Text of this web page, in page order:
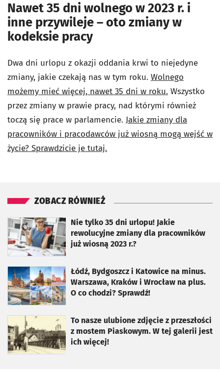
Nawet 35 dni wolnego w 2023 r. i
inne przywileje – oto zmiany w
kodeksie pracy
Dwa dni urlopu z okazji oddania krwi to niejedyne
zmiany, jakie czekają nas w tym roku. Wolnego
możemy mieć więcej, nawet 35 dni w roku. Wszystko
przez zmiany w prawie pracy, nad którymi również
toczą się prace w parlamencie. Jakie zmiany dla
pracowników i pracodawców już wiosną mogą wejść w
życie? Sprawdzicie je tutaj.
ZOBACZ RÓWNIEŻ
Nie tylko 35 dni urlopu! Jakie
rewolucyjne zmiany dla pracowników
już wiosną 2023 r.?
otworzy się w nowej karcie
Łódź, Bydgoszcz i Katowice na minus.
Warszawa, Kraków i Wrocław na plus.
O co chodzi? Sprawdź!
otworzy się w nowej karcie
To nasze ulubione zdjęcie z przeszłości
z mostem Piaskowym. W tej galerii jest
ich więcej!
otworzy się w nowej karcie